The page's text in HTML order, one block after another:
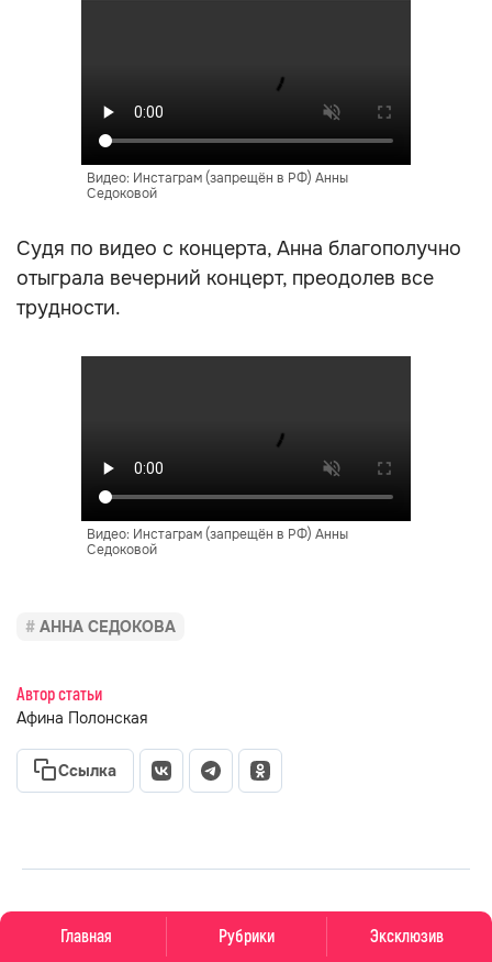
Главная Рубрики Эксклюзив
Видео: Инстаграм (запрещён в РФ) Анны
Седоковой
Судя по видео с концерта, Анна благополучно
отыграла вечерний концерт, преодолев все
трудности.
Видео: Инстаграм (запрещён в РФ) Анны
Седоковой
АННА СЕДОКОВА
Автор статьи
Афина Полонская
Ссылка
главная новости о звездах новости